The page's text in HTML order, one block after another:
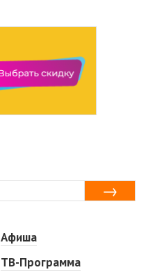
Афиша
ТВ-Программа